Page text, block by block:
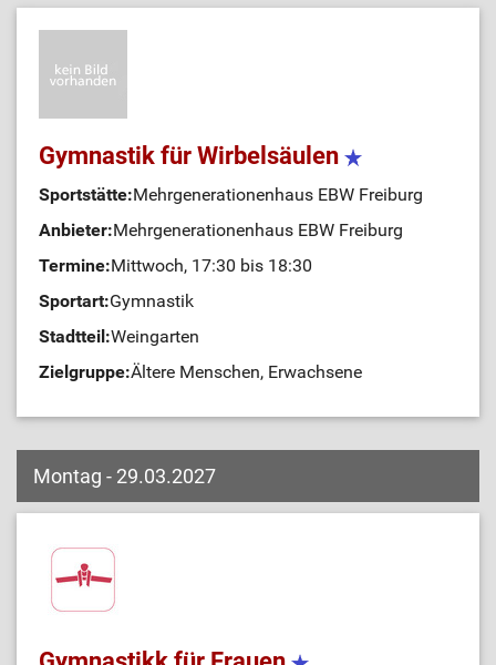
Gymnastik für Wirbelsäulen
Sportstätte:Mehrgenerationenhaus EBW Freiburg
Anbieter:Mehrgenerationenhaus EBW Freiburg
Termine:Mittwoch, 17:30 bis 18:30
Sportart:Gymnastik
Stadtteil:Weingarten
Zielgruppe:Ältere Menschen, Erwachsene
Montag - 29.03.2027